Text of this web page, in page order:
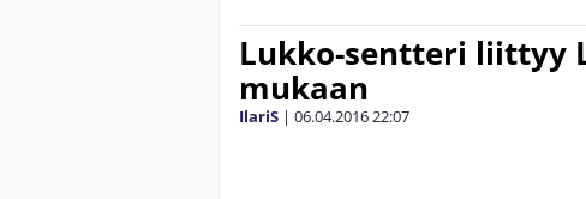
Lukko-sentteri liittyy
mukaan
IlariS | 06.04.201622:07